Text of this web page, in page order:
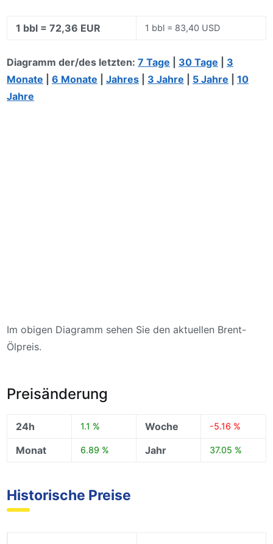
1 bbl = 72,36 EUR 1 bbl = 83,40 USD
Diagramm der/des letzten: 7 Tage 30 Tage
3
Monate
6 Monate Jahres 3 Jahre 5 Jahre
10
Jahre
Im obigen Diagramm sehen Sie den aktuellen Brent-
Ölpreis.
Preisänderung
24h 1.1 % Woche -5.16 %
Monat 6.89 % Jahr 37.05 %
Historische Preise